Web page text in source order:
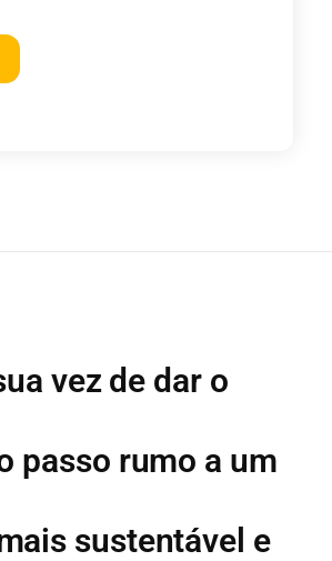
vez de dar o
passo rumo a um
sustentável e